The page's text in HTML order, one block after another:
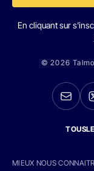
En cliquant sur
© 2026
MIEUX NOUS